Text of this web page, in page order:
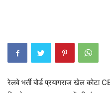
रेलवे भर्ती बोर्ड प्रयागराज खेल कोटा